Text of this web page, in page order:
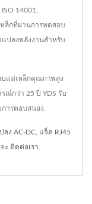
14001,
หล็กที่ผ่านการทดสอบ
แปลงพลังงานสำหรับ
บแม่เหล็กคุณภาพสูง
ณ์กว่า 25 ปี YDS รับ
ารตอบสนอง.
ลง AC-DC แจ็ค RJ45
ะ ติดต่อเรา